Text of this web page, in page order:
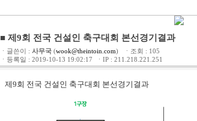
■ 제9회 전국 건설인 축구대회 본선경기결과
ㆍ글쓴이 : 사무국 (wook@theintoin.com) ㆍ조회 : 105
ㆍ등록일 : 2019-10-13 19:02:17 ㆍIP : 211.218.221.251
제9회 전국 건설인 축구대회 본선경기결과